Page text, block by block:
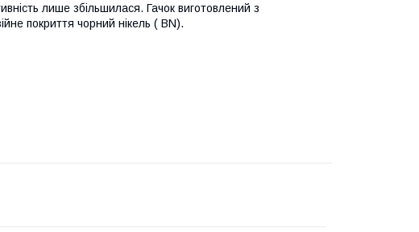
лише збільшилася. Гачок виготовлений з
покриття чорний нікель ( BN).